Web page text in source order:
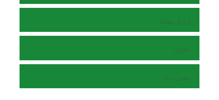
ارسال مقاله
داوران
تماس با ما